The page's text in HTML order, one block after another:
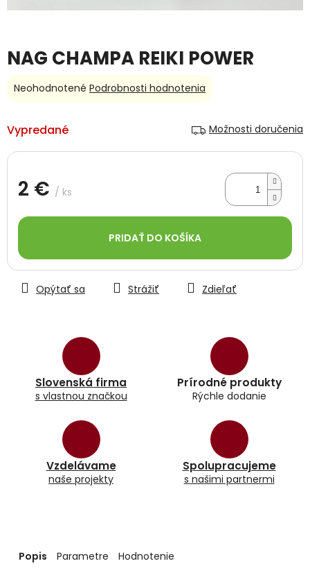
NAG CHAMPA REIKI POWER
Vypredané Možnosti doručenia
2 € / ks
cena:
PRIDAŤ DO KOŠÍKA
Slovenská firma
s vlastnou značkou
Prírodné produkty
Rýchle dodanie
Vzdelávame
naše projekty
Spolupracujeme
s našimi partnermi
Opýtať sa Strážiť Zdieľať
Priemerné
je
0,0
z
hviezdičiek.
Neohodnotené Podrobnosti hodnotenia
Popis Parametre Hodnotenie